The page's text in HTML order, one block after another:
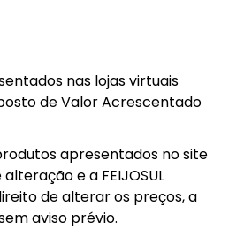
nas lojas virtuais
de Valor Acrescentado
apresentados no site
e a FEIJOSUL
de alterar os preços, a
aviso prévio.